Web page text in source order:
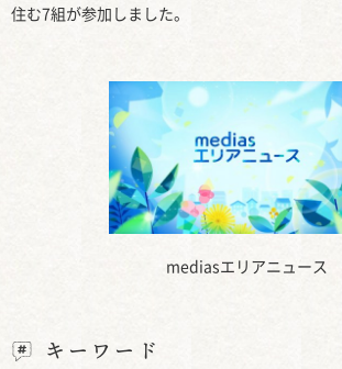
mediasエリアニュース
住む7組が参加しました。
キーワード